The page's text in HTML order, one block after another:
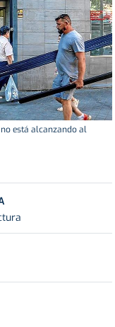
está alcanzando al